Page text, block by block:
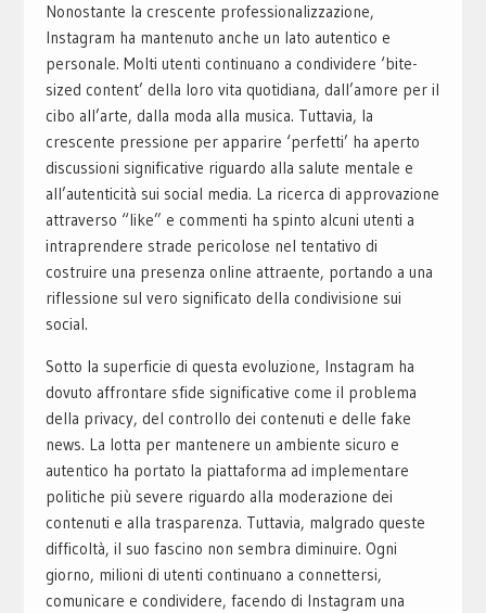
Nonostante la crescente professionalizzazione,
Instagram ha mantenuto anche un lato autentico e
personale. Molti utenti continuano a condividere ‘bite-
sized content’ della loro vita quotidiana, dall’amore per il
cibo all’arte, dalla moda alla musica. Tuttavia, la
crescente pressione per apparire ‘perfetti’ ha aperto
discussioni significative riguardo alla salute mentale e
all’autenticità sui social media. La ricerca di approvazione
attraverso “like” e commenti ha spinto alcuni utenti a
intraprendere strade pericolose nel tentativo di
costruire una presenza online attraente, portando a una
riflessione sul vero significato della condivisione sui
social.
Sotto la superficie di questa evoluzione, Instagram ha
dovuto affrontare sfide significative come il problema
della privacy, del controllo dei contenuti e delle fake
news. La lotta per mantenere un ambiente sicuro e
autentico ha portato la piattaforma ad implementare
politiche più severe riguardo alla moderazione dei
contenuti e alla trasparenza. Tuttavia, malgrado queste
difficoltà, il suo fascino non sembra diminuire. Ogni
giorno, milioni di utenti continuano a connettersi,
comunicare e condividere, facendo di Instagram una